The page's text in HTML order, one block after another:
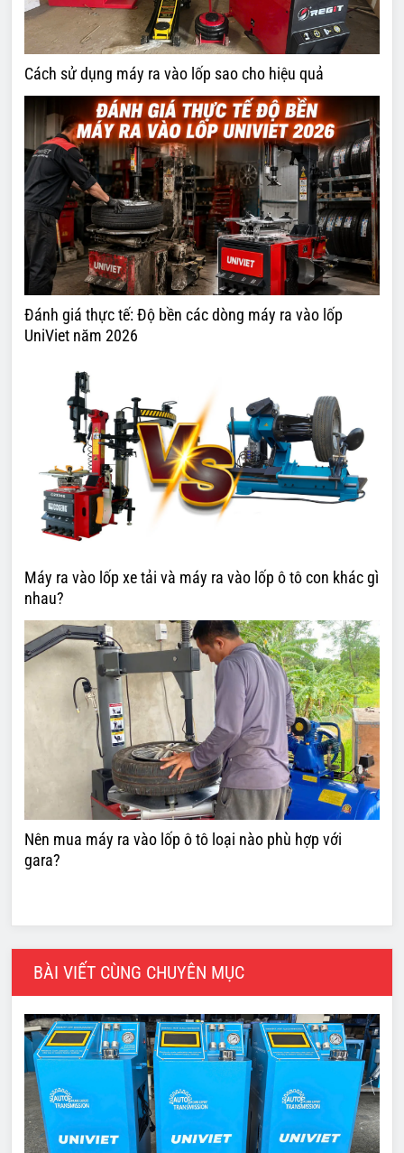
Cách sử dụng máy ra vào lốp sao cho hiệu quả
Đánh giá thực tế: Độ bền các dòng máy ra vào lốp
UniViet năm 2026
Máy ra vào lốp xe tải và máy ra vào lốp ô tô con khác gì
nhau?
Nên mua máy ra vào lốp ô tô loại nào phù hợp với
gara?
BÀI VIẾT CÙNG CHUYÊN MỤC